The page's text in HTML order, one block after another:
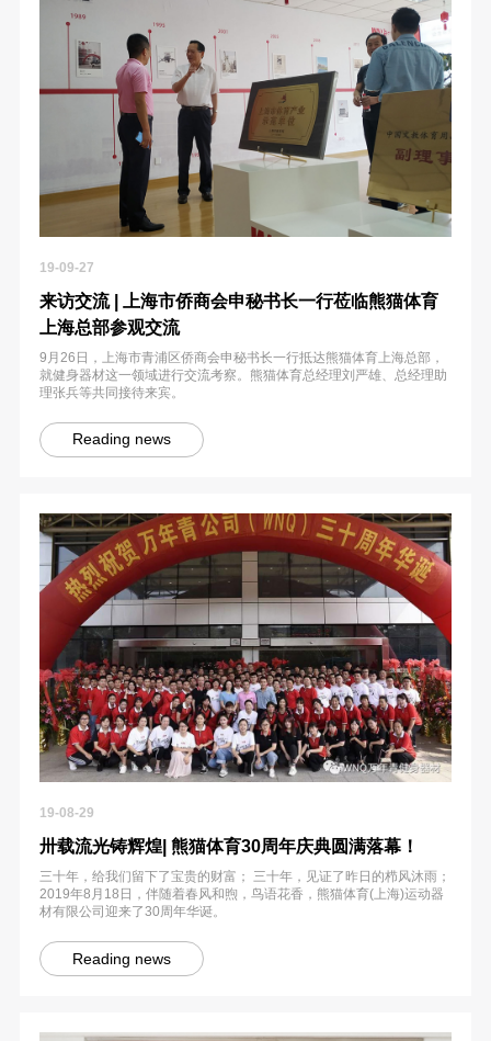
19-09-27
来访交流 | 上海市侨商会申秘书长一行莅临熊猫体育
上海总部参观交流
9月26日，上海市青浦区侨商会申秘书长一行抵达熊猫体育上海总部，
就健身器材这一领域进行交流考察。熊猫体育总经理刘严雄、总经理助
理张兵等共同接待来宾。
Reading news
19-08-29
卅载流光铸辉煌| 熊猫体育30周年庆典圆满落幕！
三十年，给我们留下了宝贵的财富； 三十年，见证了昨日的栉风沐雨；
2019年8月18日，伴随着春风和煦，鸟语花香，熊猫体育(上海)运动器
材有限公司迎来了30周年华诞。
Reading news